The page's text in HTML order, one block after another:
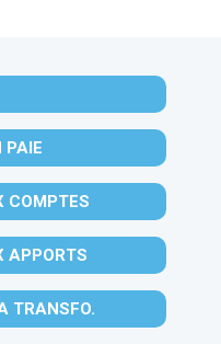
PAIE
COMPTES
APPORTS
TRANSFO.